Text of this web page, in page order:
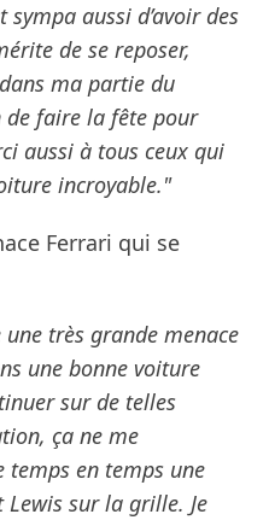
sympa aussi d’avoir des
de se reposer,
ma partie du
faire la fête pour
aussi à tous ceux qui
incroyable."
Ferrari qui se
une très grande menace
une bonne voiture
sur de telles
ça ne me
temps en temps une
sur la grille. Je